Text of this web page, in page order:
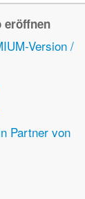
eröffnen
Version /
Partner von